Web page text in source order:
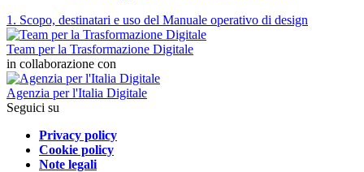
1. Scopo, destinatari e uso del Manuale operativo di design
Team per la Trasformazione Digitale
in collaborazione con
Agenzia per l'Italia Digitale
Seguici su
Privacy policy
Cookie policy
Note legali